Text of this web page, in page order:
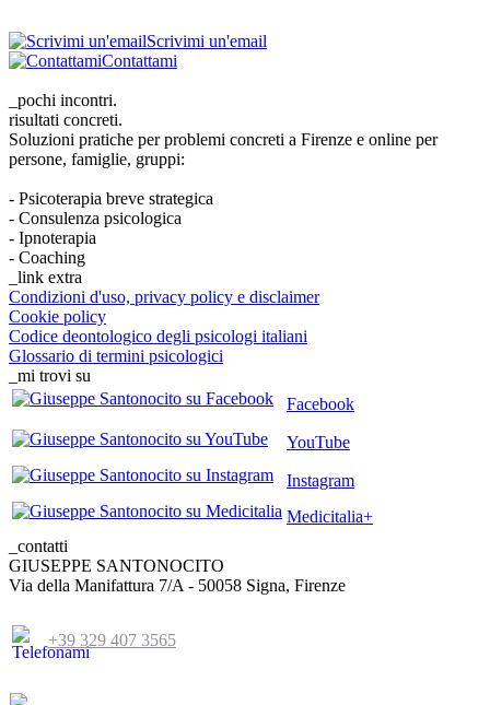
Scrivimi un'email
Contattami
_pochi incontri.
risultati concreti.
Soluzioni pratiche per problemi concreti a Firenze e online per
persone, famiglie, gruppi:
- Psicoterapia breve strategica
- Consulenza psicologica
- Ipnoterapia
- Coaching
_link extra
Condizioni d'uso, privacy policy e disclaimer
Cookie policy
Codice deontologico degli psicologi italiani
Glossario di termini psicologici
_mi trovi su
Facebook
YouTube
Instagram
Medicitalia+
_contatti
GIUSEPPE SANTONOCITO
Via della Manifattura 7/A - 50058 Signa, Firenze
+39 329 407 3565